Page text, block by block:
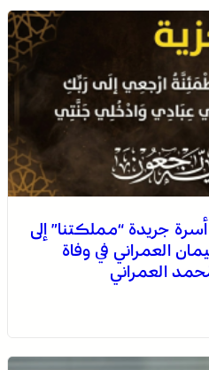
جريدة “مملكتنا” إلى
العمراني في وفاة
العمراني